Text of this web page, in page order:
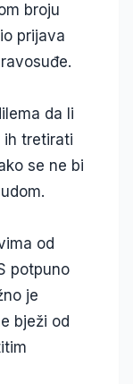
broju
prijava
da li
ih tretirati
se ne bi
od
potpuno
je
bježi od